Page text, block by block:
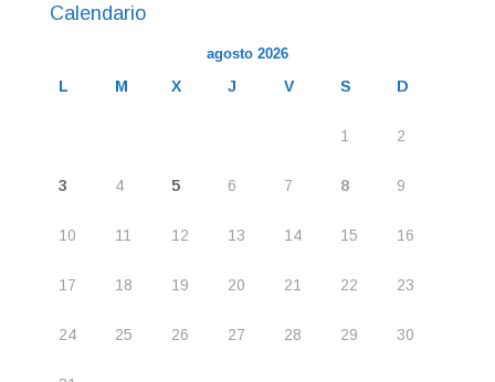
Calendario
agosto 2026
L M X J V S D
1 2
3 4 5 6 7 8 9
10 11 12 13 14 15 16
17 18 19 20 21 22 23
24 25 26 27 28 29 30